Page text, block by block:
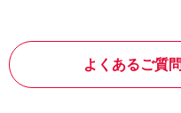
よくあるご質